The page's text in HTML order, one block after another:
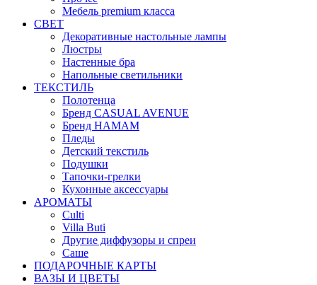
Мебель premium класса
СВЕТ
Декоративные настольные лампы
Люстры
Настенные бра
Напольные светильники
ТЕКСТИЛЬ
Полотенца
Бренд CASUAL AVENUE
Бренд HAMAM
Пледы
Детский текстиль
Подушки
Тапочки-грелки
Кухонные аксессуары
АРОМАТЫ
Culti
Villa Buti
Другие диффузоры и спреи
Саше
ПОДАРОЧНЫЕ КАРТЫ
ВАЗЫ И ЦВЕТЫ